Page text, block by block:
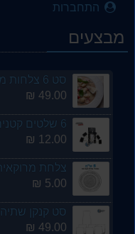
התחברות
מבצעים
69.00 ₪
99.00 ₪
49.00 ₪
6 שלטים קטנים מעץ ולוח גיר לבופה - ארקוסטיל
12.00 ₪
5.00 ₪
49.00 ₪